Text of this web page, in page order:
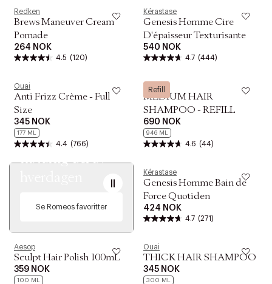
Redken
Brews Maneuver Cream
Pomade
264 NOK
4.5 (120)
Kérastase
Genesis Homme Cire
D'épaisseur Texturisante
540 NOK
4.7 (444)
Ouai
Anti Frizz Crème - Full
Size
345 NOK
177 ML
4.4 (766)
Refill
Ouai
MEDIUM HAIR
SHAMPOO - REFILL
690 NOK
946 ML
4.6 (44)
Kérastase
Genesis Homme Bain de
Force Quotiden
424 NOK
4.7 (271)
Aesop
Sculpt Hair Polish 100mL
359 NOK
100 ML
Ouai
THICK HAIR SHAMPOO
345 NOK
300 ML
BEAUTY SQUAD 2026
Hudpleie som en
naturlig del av
Se Romeos favoritter